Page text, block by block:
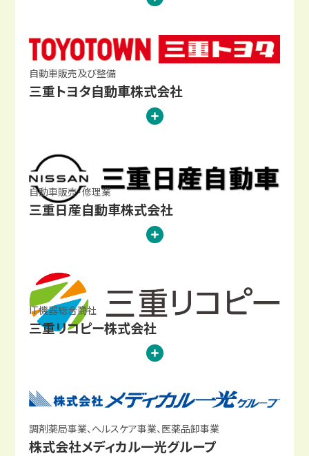
自動車販売及び整備
三重トヨタ自動車株式会社
自動車販売・修理業
三重日産自動車株式会社
IT機器総合商社
三重リコピー株式会社
調剤薬局事業、ヘルスケア事業、医薬品卸事業
株式会社メディカル一光グループ